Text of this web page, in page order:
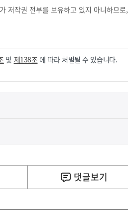
저작권 전부를 보유하고 있지 아니하므로,
및 제138조에 따라 처벌될 수 있습니다.
댓글보기